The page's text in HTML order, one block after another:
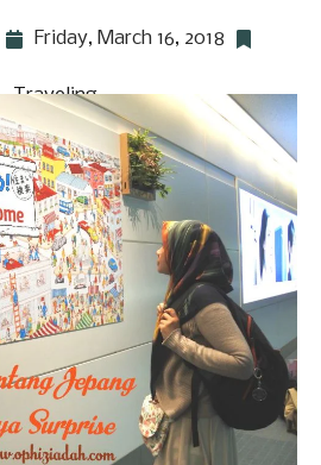
Friday, March 16, 2018
Traveling